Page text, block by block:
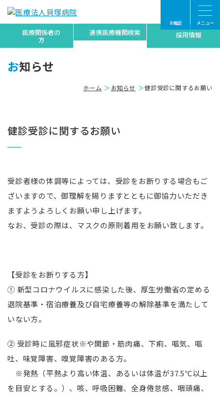
医療関係者の
方
連携医療機関検索 採用情報
お電話 メニュー
お知らせ
ホーム お知らせ 健診受診に関するお願い
健診受診に関するお願い
受診者様の体調等によっては、受診をお断りする場合もご
ざいますので、御理解を賜りますとともに御協力いただき
ますようよろしくお願い申し上げます。
なお、受診の際は、マスクの原則着用をお願い致します。
【受診をお断りする方】
① 新型コロナウイルスに感染した後、厚生労働省の定める
退院基準・宿泊療養及び自宅療養等の解除基準を満たして
いない方。
② 受診時に風邪症状※や関節・筋肉痛、下痢、嘔気、嘔
吐、味覚障害、嗅覚障害のある方。
※発熱（平熱より高い体温、あるいは体温が37.5℃以上
を目安とする。）、咳、呼吸困難、全身倦怠感、咽頭痛、